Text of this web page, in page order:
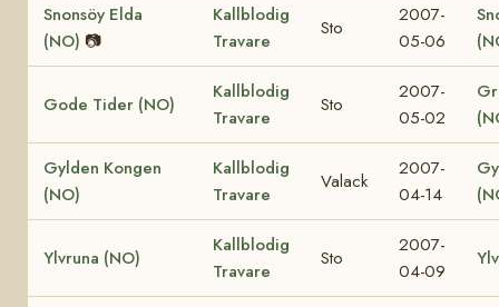
Snonsöy Elda
(NO) 📷
Kallblodig
Travare
Sto
2007-
05-06
Gode Tider (NO)
Kallblodig
Travare
Sto
2007-
05-02
Gylden Kongen
(NO)
Kallblodig
Travare
Valack
2007-
04-14
Ylvruna (NO)
Kallblodig
Travare
Sto
2007-
04-09